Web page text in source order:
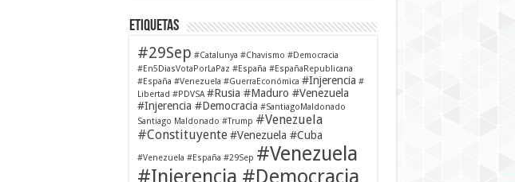
Etiquetas
#29Sep #Catalunya #Chavismo #Democracia
#En5DiasVotaPorLaPaz #España #EspañaRepublicana
#España #Venezuela #GuerraEconómica #Injerencia #
Libertad #PDVSA #Rusia #Maduro #Venezuela
#Injerencia #Democracia #SantiagoMaldonado
Santiago Maldonado #Trump #Venezuela
#Constituyente #Venezuela #Cuba
#Venezuela #España #29Sep #Venezuela
#Injerencia #Democracia